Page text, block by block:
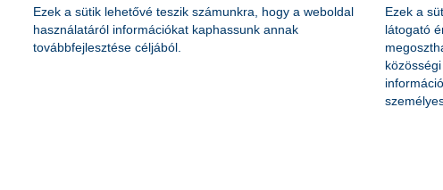
felfüggesztésére, így az ügyfél azt is megteheti, hogy csak akkor
kockázata is magasabb lehet. A bank emellett javasolja, hogy
jelezze a bank felé, hogy külföldön tartózkodik, így elkerülhető, hogy a
Ezek a sütik lehetővé teszik számunkra, hogy a weboldal
használatáról információkat kaphassunk annak
továbbfejlesztése céljából.
Ezek a
látogató